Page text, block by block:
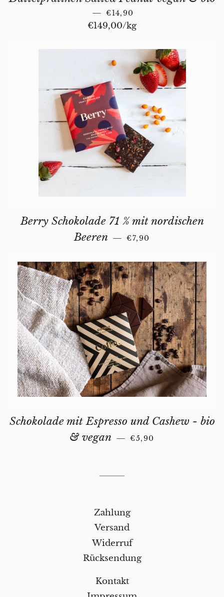
— REGULAR PRICE
€14,90
Unit price
€149,00/per
kg
Berry Schokolade 71 % mit nordischen
Beeren — REGULAR PRICE
€7,90
Schokolade mit Espresso und Cashew - bio
& vegan — REGULAR PRICE
€5,90
Zahlung
Versand
Widerruf
Rücksendung
Kontakt